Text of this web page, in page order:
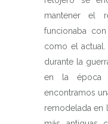
mantener el
funcionaba
como el
durante la
en la época
encontramos
remodelada en